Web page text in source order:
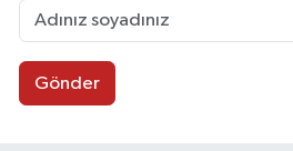
Gönder